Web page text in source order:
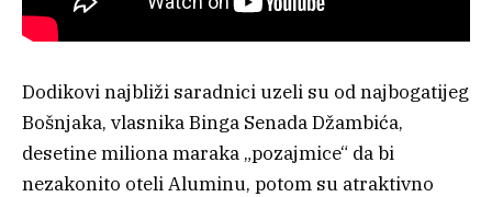
Dodikovi najbliži saradnici uzeli su od najbogatijeg
Bošnjaka, vlasnika Binga Senada Džambića,
desetine miliona maraka „pozajmice“ da bi
nezakonito oteli Aluminu, potom su atraktivno